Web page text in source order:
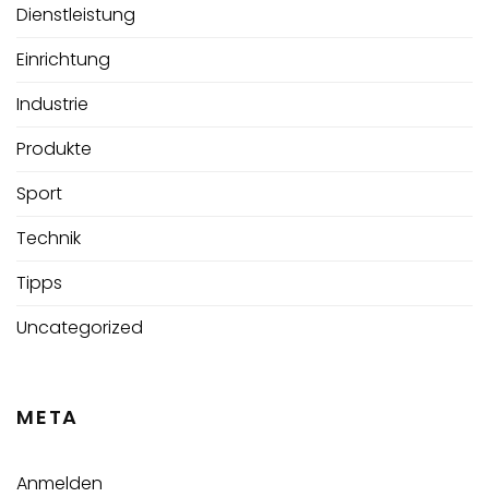
Dienstleistung
Einrichtung
Industrie
Produkte
Sport
Technik
Tipps
Uncategorized
META
Anmelden